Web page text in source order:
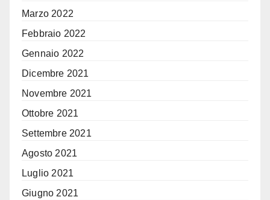
Marzo 2022
Febbraio 2022
Gennaio 2022
Dicembre 2021
Novembre 2021
Ottobre 2021
Settembre 2021
Agosto 2021
Luglio 2021
Giugno 2021